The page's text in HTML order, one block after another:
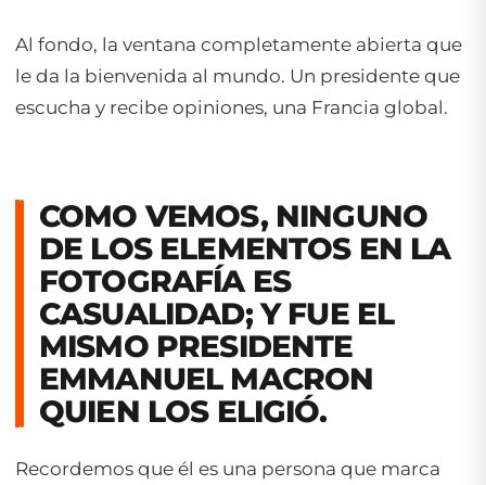
Al fondo, la ventana completamente abierta que
le da la bienvenida al mundo. Un presidente que
escucha y recibe opiniones, una Francia global.
COMO VEMOS, NINGUNO
DE LOS ELEMENTOS EN LA
FOTOGRAFÍA ES
CASUALIDAD; Y FUE EL
MISMO PRESIDENTE
EMMANUEL MACRON
QUIEN LOS ELIGIÓ.
Recordemos que él es una persona que marca